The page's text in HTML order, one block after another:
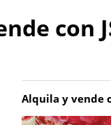
con
Alquila y vende